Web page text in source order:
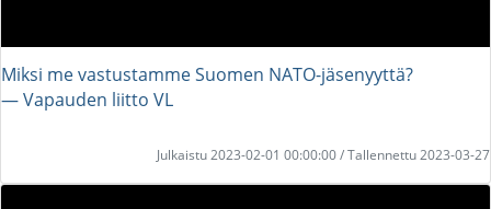
Miksi me vastustamme Suomen NATO-jäsenyyttä?
― Vapauden liitto VL
Julkaistu 2023-02-01 00:00:00 / Tallennettu 2023-03-27